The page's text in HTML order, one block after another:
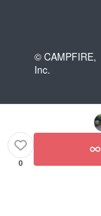
© CAMPFIRE,
Inc.
0